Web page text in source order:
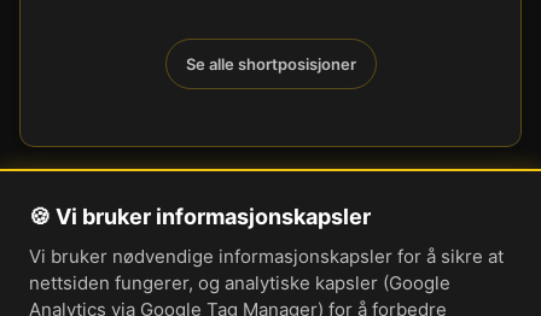
Se alle shortposisjoner
Om oss
Personvernerklæring
Informasjonskapsler
🍪 Vi bruker informasjonskapsler
Vi bruker nødvendige informasjonskapsler for å sikre at
nettsiden fungerer, og analytiske kapsler (Google
Analytics via Google Tag Manager) for å forbedre